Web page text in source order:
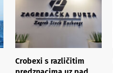
Crobexi s različitim